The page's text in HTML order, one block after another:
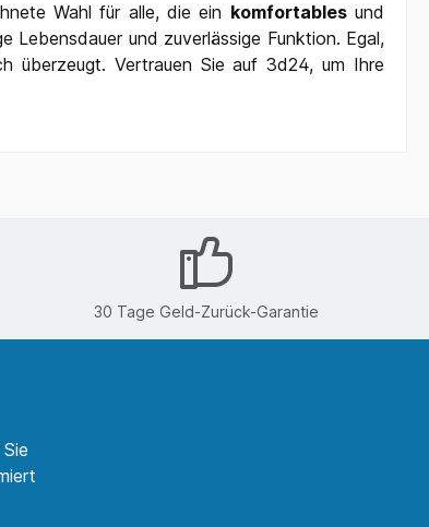
Wahl für alle, die ein komfortablesund
Lebensdauer und zuverlässige Funktion. Egal,
überzeugt. Vertrauen Sie auf 3d24, um Ihre
30 Tage Geld-Zurück-Garantie